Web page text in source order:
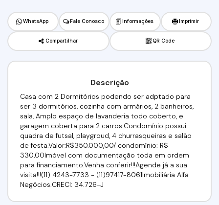
WhatsApp Fale Conosco Informações Imprimir
Compartilhar QR Code
Descrição
Casa com 2 Dormitórios podendo ser adptado para
ser 3 dormitórios, cozinha com armários, 2 banheiros,
sala, Amplo espaço de lavanderia todo coberto, e
garagem coberta para 2 carros.Condomínio possui
quadra de futsal, playgroud, 4 churrasqueiras e salão
de festa.Valor:R$350.000,00/ condomínio: R$
330,00Imóvel com documentação toda em ordem
para financiamento.Venha conferir!!!Agende já a sua
visita!!!(11) 4243-7733 - (11)97417-8061Imobiliária Alfa
Negócios.CRECI: 34.726-J